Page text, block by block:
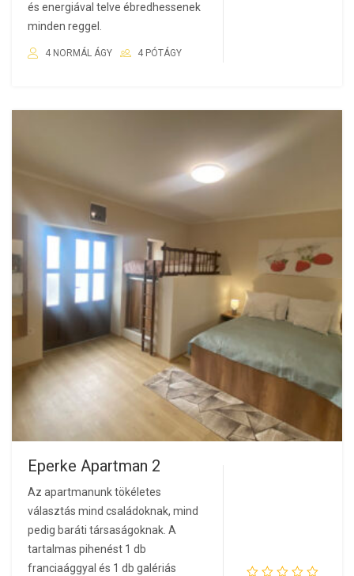
és energiával telve ébredhessenek
minden reggel.
4 NORMÁL ÁGY 4 PÓTÁGY
Eperke Apartman 2
Az apartmanunk tökéletes
választás mind családoknak, mind
pedig baráti társaságoknak. A
tartalmas pihenést 1 db
franciaággyal és 1 db galériás